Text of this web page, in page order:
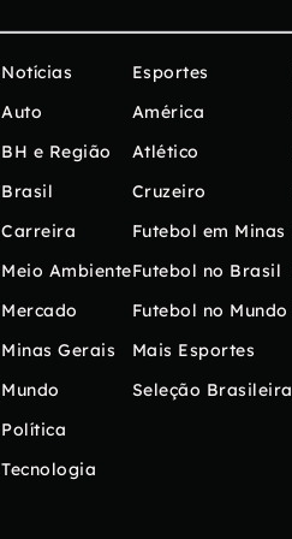
Notícias
Auto
BH e Região
Brasil
Carreira
Meio Ambiente
Mercado
Minas Gerais
Mundo
Política
Tecnologia
Esportes
América
Atlético
Cruzeiro
Futebol em Minas
Futebol no Brasil
Futebol no Mundo
Mais Esportes
Seleção Brasileira